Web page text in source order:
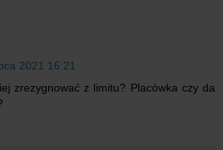
2021 16:21
zrezygnować z limitu? Placówka czy da